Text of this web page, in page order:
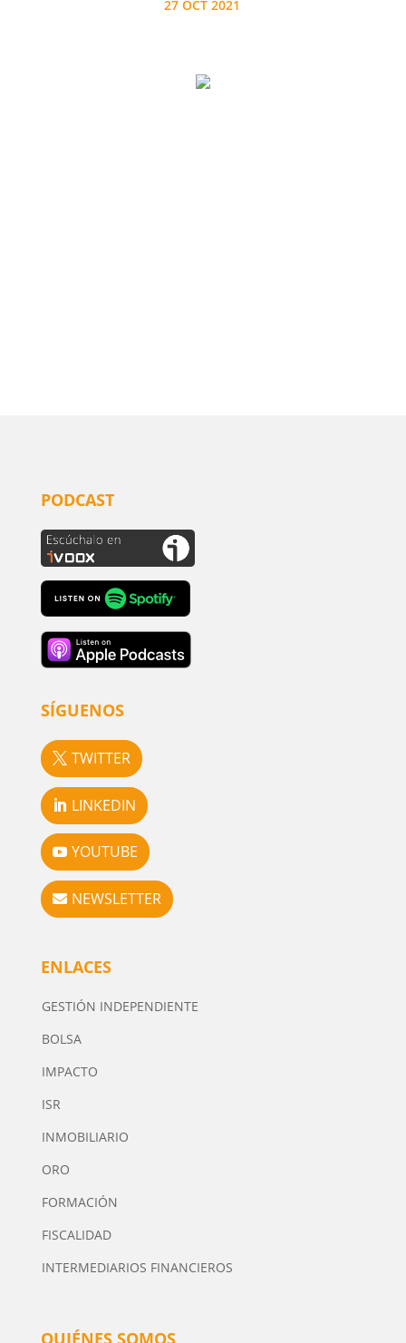
27 OCT 2021
PODCAST
SÍGUENOS
TWITTER
LINKEDIN
YOUTUBE
NEWSLETTER
ENLACES
GESTIÓN INDEPENDIENTE
BOLSA
IMPACTO
ISR
INMOBILIARIO
ORO
FORMACIÓN
FISCALIDAD
INTERMEDIARIOS FINANCIEROS
QUIÉNES SOMOS